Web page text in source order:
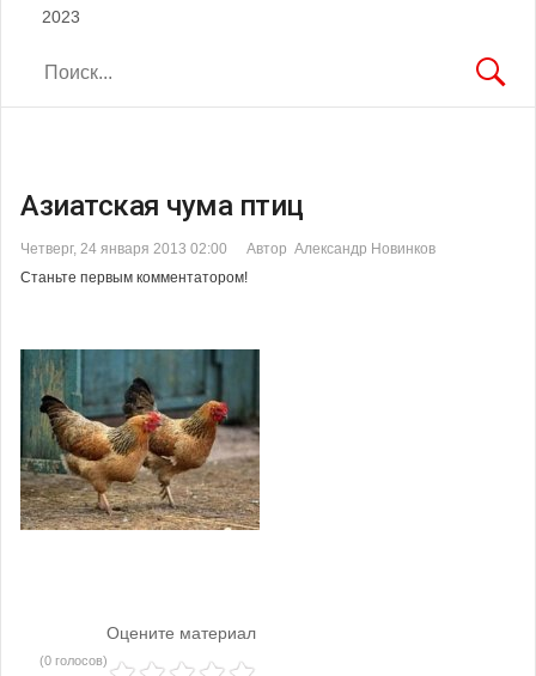
2023
Азиатская чума птиц
Четверг, 24 января 2013 02:00
Автор Александр Новинков
Станьте первым комментатором!
Оцените материал
(0 голосов)